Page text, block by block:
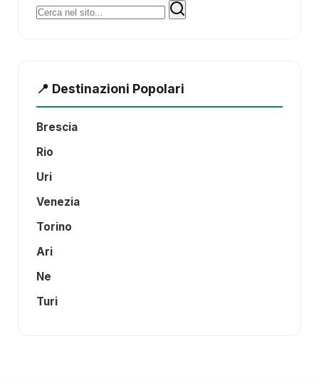
Cerca:
📍 Destinazioni Popolari
Brescia
Rio
Uri
Venezia
Torino
Ari
Ne
Turi